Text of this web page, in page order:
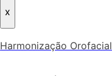
x
Harmonização Orofacial